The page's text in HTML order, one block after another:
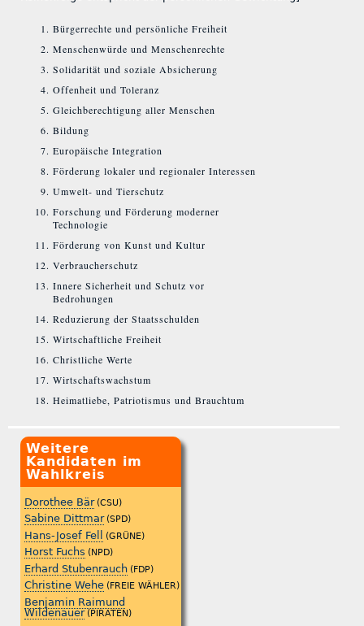
Bürgerrechte und persönliche Freiheit
Menschenwürde und Menschenrechte
Solidarität und soziale Absicherung
Offenheit und Toleranz
Gleichberechtigung aller Menschen
Bildung
Europäische Integration
Förderung lokaler und regionaler Interessen
Umwelt- und Tierschutz
Forschung und Förderung moderner
Technologie
Förderung von Kunst und Kultur
Verbraucherschutz
Innere Sicherheit und Schutz vor
Bedrohungen
Reduzierung der Staatsschulden
Wirtschaftliche Freiheit
Christliche Werte
Wirtschaftswachstum
Heimatliebe, Patriotismus und Brauchtum
Weitere
Kandidaten im
Wahlkreis
Dorothee Bär (CSU)
Sabine Dittmar (SPD)
Hans-Josef Fell (GRÜNE)
Horst Fuchs (NPD)
Erhard Stubenrauch (FDP)
Christine Wehe (FREIE WÄHLER)
Benjamin Raimund
Wildenauer (PIRATEN)